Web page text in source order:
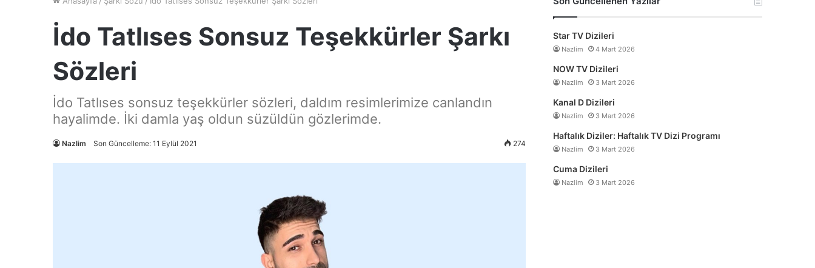
İdo Tatlıses Sonsuz Teşekkürler Şarkı
Sözleri
İdo Tatlıses sonsuz teşekkürler sözleri, daldım resimlerimize canlandın
hayalimde. İki damla yaş oldun süzüldün gözlerimde.
Nazlim Son Güncelleme: 11 Eylül 2021 274
Star TV Dizileri
Nazlim 4 Mart 2026
NOW TV Dizileri
Nazlim 3 Mart 2026
Kanal D Dizileri
Nazlim 3 Mart 2026
Haftalık Diziler: Haftalık TV Dizi Programı
Nazlim 3 Mart 2026
Cuma Dizileri
Nazlim 3 Mart 2026